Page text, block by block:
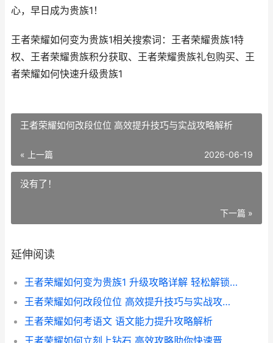
心，早日成为贵族1！
王者荣耀如何变为贵族1相关搜索词：王者荣耀贵族1特
权、王者荣耀贵族积分获取、王者荣耀贵族礼包购买、王
者荣耀如何快速升级贵族1
王者荣耀如何改段位位 高效提升技巧与实战攻略解析
« 上一篇 2026-06-19
没有了！
下一篇 »
延伸阅读
王者荣耀如何变为贵族1 升级攻略详解 轻松解锁尊贵特权
王者荣耀如何改段位位 高效提升技巧与实战攻略解析
王者荣耀如何考语文 语文能力提升攻略解析